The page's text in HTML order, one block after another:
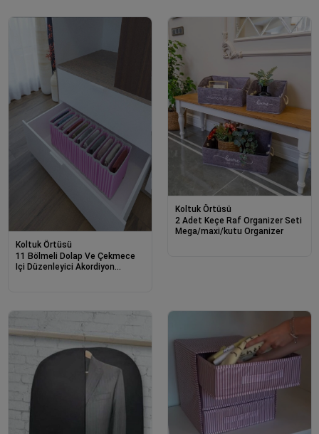
Koltuk Örtüsü
11 Bölmeli Dolap Ve Çekmece
Içi Düzenleyici Akordiyon
Koltuk Örtüsü
2 Adet Keçe Raf Organizer Seti
Mega/maxi/kutu Organizer